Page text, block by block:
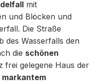
mit
und Blöcken und
Die Straße
des Wasserfalls den
die schönen
frei gelegene Haus der
markantem